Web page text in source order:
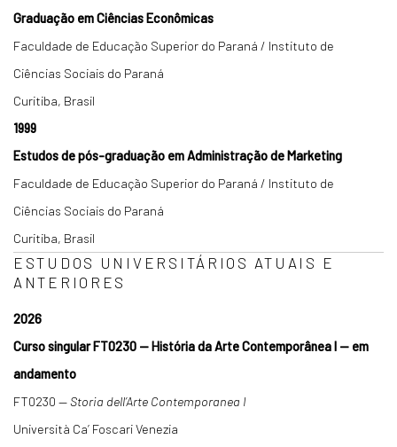
Graduação em Ciências Econômicas
Faculdade de Educação Superior do Paraná / Instituto de
Ciências Sociais do Paraná
Curitiba, Brasil
1999
Estudos de pós-graduação em Administração de Marketing
Faculdade de Educação Superior do Paraná / Instituto de
Ciências Sociais do Paraná
Curitiba, Brasil
ESTUDOS UNIVERSITÁRIOS ATUAIS E
ANTERIORES
2026
Curso singular FT0230 — História da Arte Contemporânea I — em
andamento
FT0230 —Storia dell’Arte Contemporanea I
Università Ca’ Foscari Venezia